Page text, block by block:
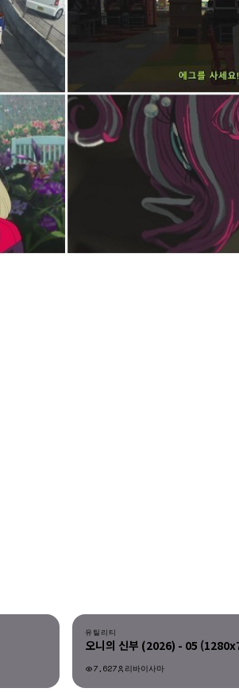
유틸리티
오니의 신부 (2026) - 05
7,627 리바이사마